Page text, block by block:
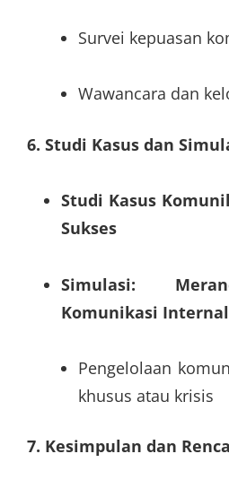
Survei kepuasan
Wawancara dan
6. Studi Kasus dan
Studi Kasus
Sukses
Simulasi:
Komunikasi
Pengelolaan
khusus atau krisis
7. Kesimpulan dan